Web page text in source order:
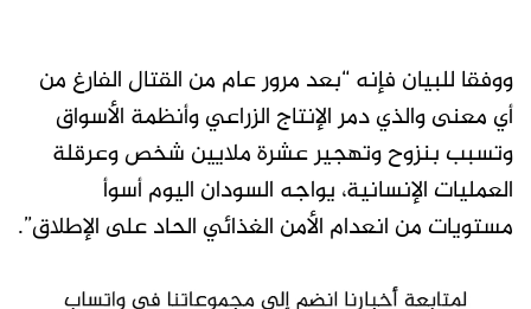
ووفقا للبيان فإنه “بعد مرور عام من القتال الفارغ من
أي معنى والذي دمر الإنتاج الزراعي وأنظمة الأسواق
وتسبب بنزوح وتهجير عشرة ملايين شخص وعرقلة
العمليات الإنسانية، يواجه السودان اليوم أسوأ
مستويات من انعدام الأمن الغذائي الحاد على الإطلاق”.